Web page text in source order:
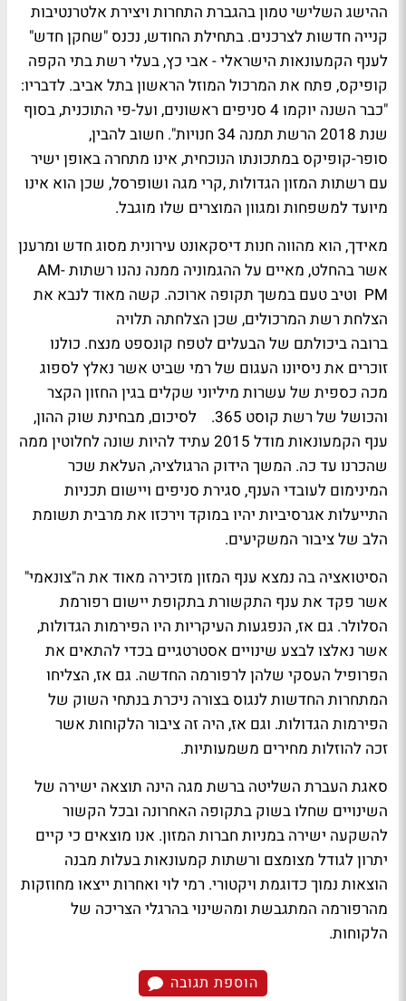
ההישג השלישי טמון בהגברת התחרות ויצירת אלטרנטיבות
קנייה חדשות לצרכנים. בתחילת החודש, נכנס "שחקן חדש"
לענף הקמעונאות הישראלי - אבי כץ, בעלי רשת בתי הקפה
קופיקס, פתח את המרכול המוזל הראשון בתל אביב. לדבריו:
"כבר השנה יוקמו 4 סניפים ראשונים, ועל-פי התוכנית, בסוף
שנת 2018 הרשת תמנה 34 חנויות". חשוב להבין,
סופר-קופיקס במתכונתו הנוכחית, אינו מתחרה באופן ישיר
עם רשתות המזון הגדולות ,קרי מגה ושופרסל, שכן הוא אינו
מיועד למשפחות ומגוון המוצרים שלו מוגבל.
מאידך, הוא מהווה חנות דיסקאונט עירונית מסוג חדש ומרענן
אשר בהחלט, מאיים על ההגמוניה ממנה נהנו רשתות AM-
PM וטיב טעם במשך תקופה ארוכה. קשה מאוד לנבא את
הצלחת רשת המרכולים, שכן הצלחתה תלויה
ברובה ביכולתם של הבעלים לטפח קונספט מנצח. כולנו
זוכרים את ניסיונו העגום של רמי שביט אשר נאלץ לספוג
מכה כספית של עשרות מיליוני שקלים בגין החזון הקצר
והכושל של רשת קוסט 365. לסיכום, מבחינת שוק ההון,
ענף הקמעונאות מודל 2015 עתיד להיות שונה לחלוטין ממה
שהכרנו עד כה. המשך הידוק הרגולציה, העלאת שכר
המינימום לעובדי הענף, סגירת סניפים ויישום תכניות
התייעלות אגרסיביות יהיו במוקד וירכזו את מרבית תשומת
הלב של ציבור המשקיעים.
הסיטואציה בה נמצא ענף המזון מזכירה מאוד את ה"צונאמי"
אשר פקד את ענף התקשורת בתקופת יישום רפורמת
הסלולר. גם אז, הנפגעות העיקריות היו הפירמות הגדולות,
אשר נאלצו לבצע שינויים אסטרטגיים בכדי להתאים את
הפרופיל העסקי שלהן לרפורמה החדשה. גם אז, הצליחו
המתחרות החדשות לנגוס בצורה ניכרת בנתחי השוק של
הפירמות הגדולות. וגם אז, היה זה ציבור הלקוחות אשר
זכה להוזלות מחירים משמעותיות.
סאגת העברת השליטה ברשת מגה הינה תוצאה ישירה של
השינויים שחלו בשוק בתקופה האחרונה ובכל הקשור
להשקעה ישירה במניות חברות המזון. אנו מוצאים כי קיים
יתרון לגודל מצומצם ורשתות קמעונאות בעלות מבנה
הוצאות נמוך כדוגמת ויקטורי. רמי לוי ואחרות ייצאו מחוזקות
מהרפורמה המתגבשת ומהשינוי בהרגלי הצריכה של
הלקוחות.
הוספת תגובה